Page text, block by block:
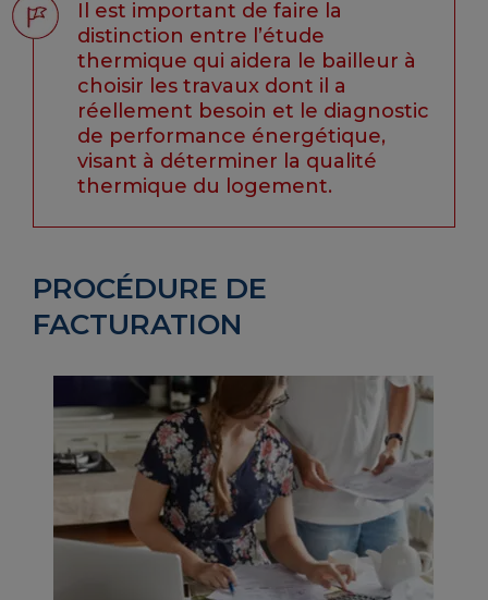
Il est important de faire la
distinction entre l’étude
thermique qui aidera le bailleur à
choisir les travaux dont il a
réellement besoin et le diagnostic
de performance énergétique,
visant à déterminer la qualité
thermique du logement.
PROCÉDURE DE
FACTURATION